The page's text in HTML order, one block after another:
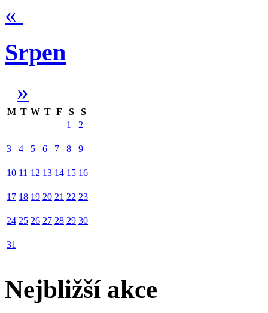
«
Srpen
»
M T W T F S
S
1
2
3 4 5 6 7 8 9
10 11 12 13 14 15 16
17 18 19 20 21 22 23
24 25 26 27 28 29 30
31
Nejbližší akce